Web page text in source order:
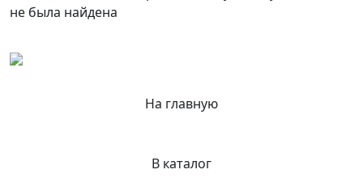
не была найдена
На главную
В каталог